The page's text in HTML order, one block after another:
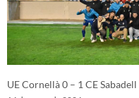
UE Cornellà 0 – 1 CE Sabadell